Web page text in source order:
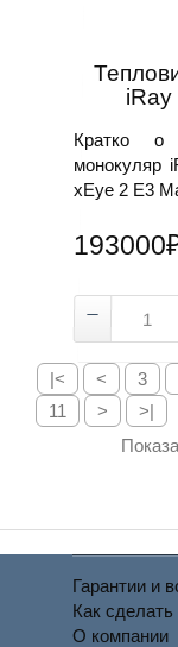
iRay
Кратко о
монокуляр
xEye 2 E3
|< < 3
11
>
>|
Гарантии и
Как сделать
О компании